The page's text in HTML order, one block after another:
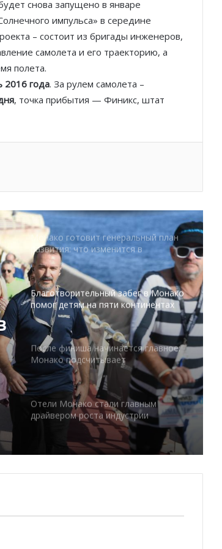
снова запущено в январе
импульса» в середине
– состоит из бригады инженеров,
самолета и его траекторию, а
полета.
2016 года. За рулем самолета –
, точка прибытия — Финикс, штат
SBM и Be Safe Monaco продлили
партнёрство ради безопасных
летних ночей
В Монако раскрыли мошенничество
с драгоценностями на сумму свыше
€1 млн
усиливает безопасность крупных
Монако готовит генеральный план
развития: что изменится в
Княжестве
Благотворительный забег в Монако
помог детям на пяти континентах
После финиша начинается главное:
Монако подсчитывает
экономическую ценность Гран-при
Формулы-1
Отели Монако стали главным
драйвером роста индустрии
гостеприимства
Шарлен посетили 77-й Бал
Шарль Леклер вновь в борьбе: